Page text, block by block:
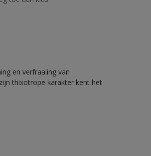
en verfraaiing van
thixotrope karakter kent het